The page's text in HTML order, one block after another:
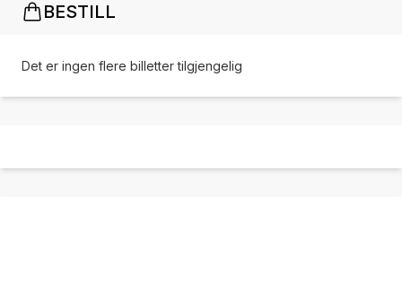
BESTILL
Det er ingen flere billetter tilgjengelig